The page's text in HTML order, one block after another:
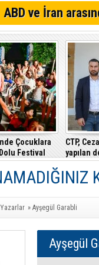
ABD ve İran
Çocuklara
Festival
CTP,
yapılan
Yazarlar » Ayşegül Garabli
Ayşegül